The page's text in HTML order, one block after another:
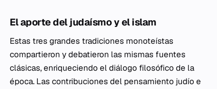
El aporte del judaísmo y el islam
Estas tres grandes tradiciones monoteístas
compartieron y debatieron las mismas fuentes
clásicas, enriqueciendo el diálogo filosófico de la
época. Las contribuciones del pensamiento judío e